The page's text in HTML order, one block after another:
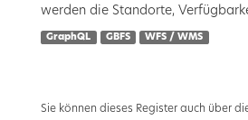
werden die Standorte,
GraphQL GBFS WFS / WMS
Sie können dieses Register auch über